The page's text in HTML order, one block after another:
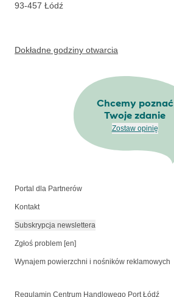
93-457 Łódź
Dokładne godziny otwarcia
Chcemy poznać
Twoje zdanie
Zostaw opinię
Portal dla Partnerów
Kontakt
Subskrypcja newslettera
Zgłoś problem [en]
Wynajem powierzchni i nośników reklamowych
Regulamin Centrum Handlowego Port Łódź